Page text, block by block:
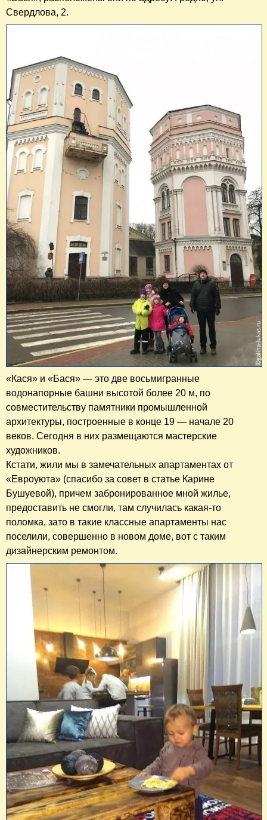
Свердлова, 2.
«Кася» и «Бася» — это две восьмигранные
водонапорные башни высотой более 20 м, по
совместительству памятники промышленной
архитектуры, построенные в конце 19 — начале 20
веков. Сегодня в них размещаются мастерские
художников.
Кстати, жили мы в замечательных апартаментах от
«Евроуюта» (спасибо за совет в статье Карине
Бушуевой), причем забронированное мной жилье,
предоставить не смогли, там случилась какая-то
поломка, зато в такие классные апартаменты нас
поселили, совершенно в новом доме, вот с таким
дизайнерским ремонтом.